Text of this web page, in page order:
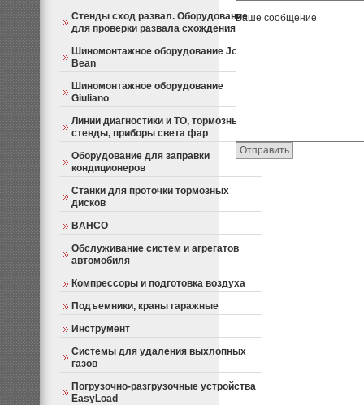
Стенды сход развал. Оборудование
для проверки развала схождения
Шиномонтажное оборудование John
Bean
Шиномонтажное оборудование
Giuliano
Линии диагностики и ТО, тормозные
стенды, приборы света фар
Оборудование для заправки
кондиционеров
Станки для проточки тормозных
дисков
BAHCO
Обслуживание систем и агрегатов
автомобиля
Компрессоры и подготовка воздуха
Подъемники, краны гаражные
Инструмент
Системы для удаления выхлопных
газов
Погрузочно-разгрузочные устройства
EasyLoad
Ваше сообщение